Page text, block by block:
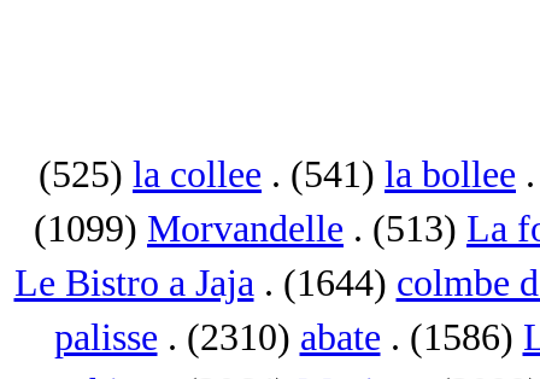
(525) la collee . (541) la bollee
(1099) Morvandelle . (513) La
Le Bistro a Jaja. (1644) colmbe
palisse . (2310) abate . (1586)